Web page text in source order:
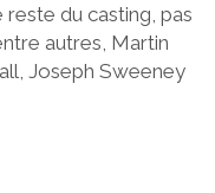
reste du casting, pas
autres, Martin
Joseph Sweeney